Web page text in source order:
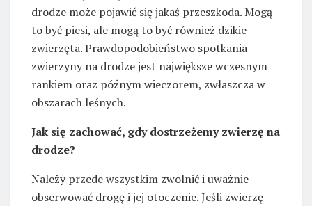
drodze może pojawić się jakaś przeszkoda. Mogą
to być piesi, ale mogą to być również dzikie
zwierzęta. Prawdopodobieństwo spotkania
zwierzyny na drodze jest największe wczesnym
rankiem oraz późnym wieczorem, zwłaszcza w
obszarach leśnych.
Jak się zachować, gdy dostrzeżemy zwierzę na
drodze?
Należy przede wszystkim zwolnić i uważnie
obserwować drogę i jej otoczenie. Jeśli zwierzę